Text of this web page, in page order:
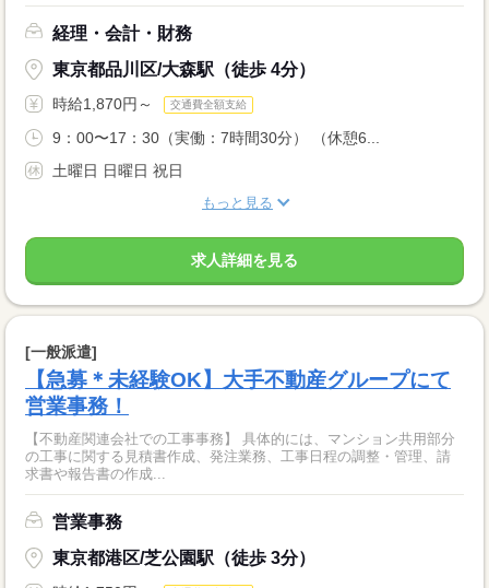
経理・会計・財務
東京都品川区/大森駅（徒歩 4分）
時給1,870円～ 交通費全額支給
9：00〜17：30（実働：7時間30分） （休憩6...
土曜日 日曜日 祝日
もっと見る
求人詳細を見る
[一般派遣]
【急募＊未経験OK】大手不動産グループにて
営業事務！
【不動産関連会社での工事事務】 具体的には、マンション共用部分
の工事に関する見積書作成、発注業務、工事日程の調整・管理、請
求書や報告書の作成...
営業事務
東京都港区/芝公園駅（徒歩 3分）